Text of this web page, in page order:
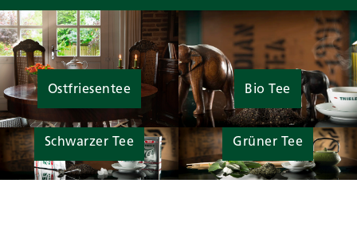
Ostfriesentee Bio Tee
Schwarzer Tee Grüner Tee